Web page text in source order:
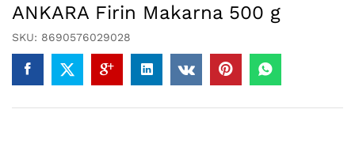
ANKARA Firin Makarna 500 g
SKU: 8690576029028